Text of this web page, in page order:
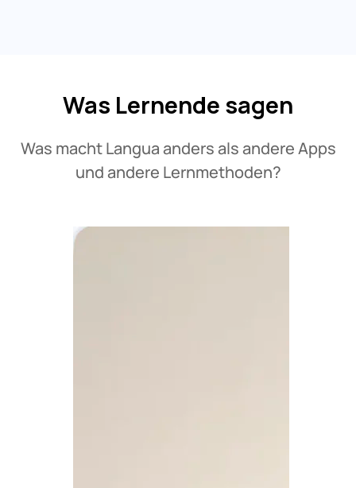
Was Lernende sagen
Was macht Langua anders als andere Apps
und andere Lernmethoden?